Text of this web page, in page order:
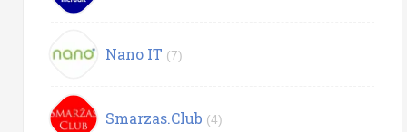
Nano IT (7)
Smarzas.Club (4)